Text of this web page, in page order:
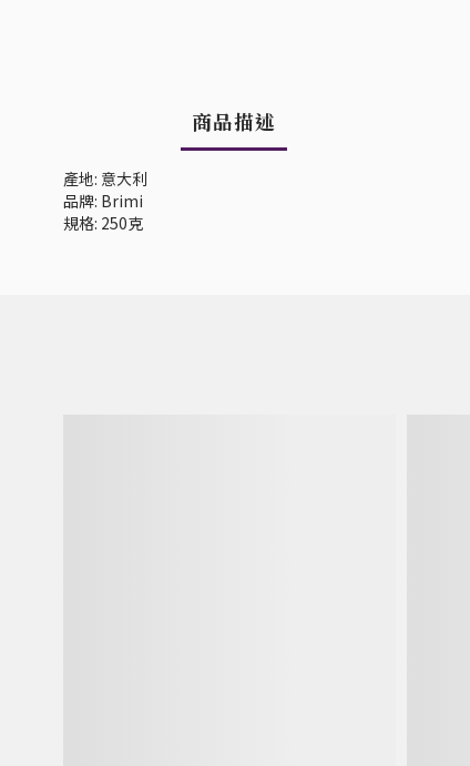
商品描述
產地: 意大利
品牌: Brimi
規格: 250克